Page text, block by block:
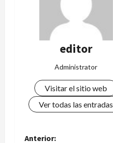
editor
Administrator
Visitar el sitio web
Ver todas las entradas
Anterior: